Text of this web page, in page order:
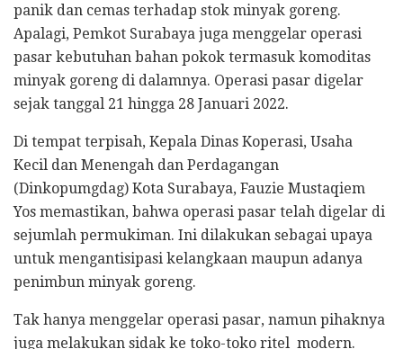
panik dan cemas terhadap stok minyak goreng.
Apalagi, Pemkot Surabaya juga menggelar operasi
pasar kebutuhan bahan pokok termasuk komoditas
minyak goreng di dalamnya. Operasi pasar digelar
sejak tanggal 21 hingga 28 Januari 2022.
Di tempat terpisah, Kepala Dinas Koperasi, Usaha
Kecil dan Menengah dan Perdagangan
(Dinkopumgdag) Kota Surabaya, Fauzie Mustaqiem
Yos memastikan, bahwa operasi pasar telah digelar di
sejumlah permukiman. Ini dilakukan sebagai upaya
untuk mengantisipasi kelangkaan maupun adanya
penimbun minyak goreng.
Tak hanya menggelar operasi pasar, namun pihaknya
juga melakukan sidak ke toko-toko ritel modern.